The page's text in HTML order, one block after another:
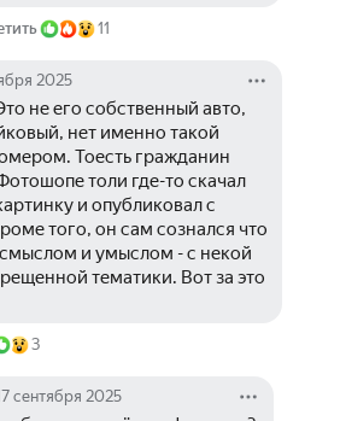
11
2025
не его собственный авто,
нет именно такой
Тоесть гражданин
толи где-то скачал
и опубликовал с
того, он сам сознался что
и умыслом - с некой
тематики. Вот за это
3
сентября 2025